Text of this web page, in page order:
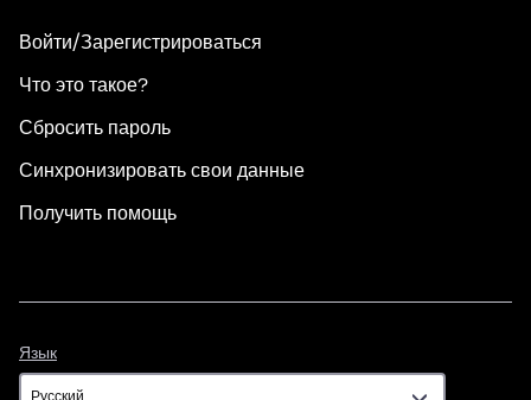
Войти/Зарегистрироваться
Что это такое?
Сбросить пароль
Синхронизировать свои данные
Получить помощь
Язык